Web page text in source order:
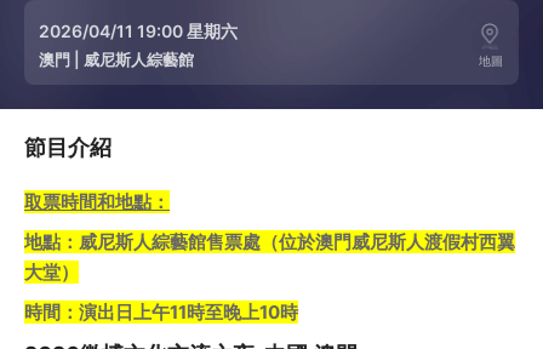
2026/04/11 19:00 星期六
澳門 威尼斯人綜藝館 地圖
節目介紹
取票時間和地點：
地點：威尼斯人綜藝館售票處（位於澳門威尼斯人渡假村西翼
大堂）
時間：演出日上午11時至晚上10時